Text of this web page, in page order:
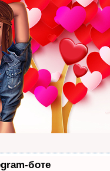
боте